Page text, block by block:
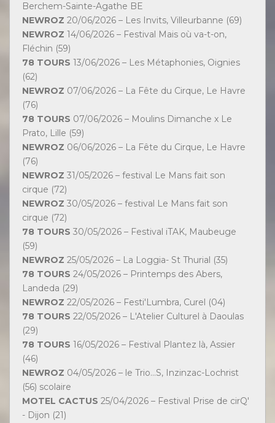
Berchem-Sainte-Agathe BE
NEWROZ 20/06/2026 – Les Invits, Villeurbanne (69)
NEWROZ 14/06/2026 – Festival Mais où va-t-on,
Fléchin (59)
78 TOURS 13/06/2026 – Les Métaphonies, Oignies
(62)
NEWROZ 07/06/2026 – La Fête du Cirque, Le Havre
(76)
78 TOURS 07/06/2026 – Moulins Dimanche x Le
Prato, Lille (59)
NEWROZ 06/06/2026 – La Fête du Cirque, Le Havre
(76)
NEWROZ 31/05/2026 – festival Le Mans fait son
cirque (72)
NEWROZ 30/05/2026 – festival Le Mans fait son
cirque (72)
78 TOURS 30/05/2026 – Festival iTAK, Maubeuge
(59)
NEWROZ 25/05/2026 – La Loggia- St Thurial (35)
78 TOURS 24/05/2026 – Printemps des Abers,
Landeda (29)
NEWROZ 22/05/2026 – Festi'Lumbra, Curel (04)
78 TOURS 22/05/2026 – L'Atelier Culturel à Daoulas
(29)
78 TOURS 16/05/2026 – Festival Plantez là, Assier
(46)
NEWROZ 04/05/2026 – le Trio...S, Inzinzac-Lochrist
(56) scolaire
MOTEL CACTUS 25/04/2026 – Festival Prise de cirQ'
- Dijon (21)